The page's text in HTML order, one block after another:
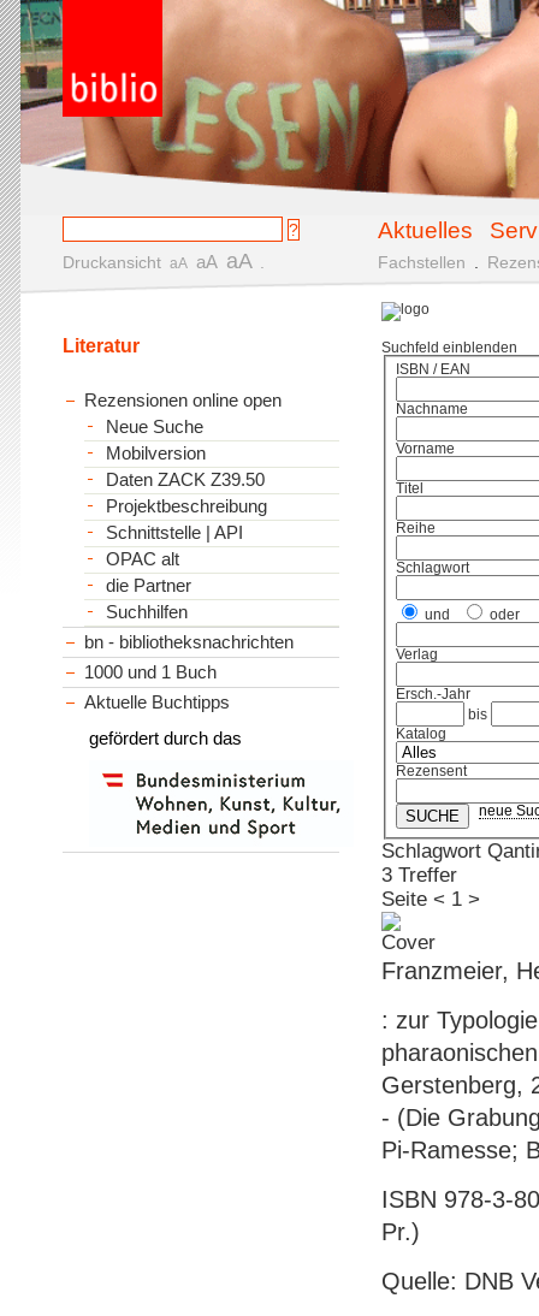
Aktuelles
Druckansicht aA aA aA Fachstellen
Suchfeld einblenden
ISBN / EAN
Nachname
Vorname
Titel
Reihe
Schlagwort
und oder
Verlag
Ersch.-Jahr
bis
Katalog
Rezensent
neue
Schlagwort
3 Treffer
Seite < 1 >
Franzmeier,
: zur
Gerstenberg,
- (Die
Pi-Ramesse;
ISBN 978-3-
Pr.)
Quelle: DNB
Literatur
Rezensionen online open
Neue Suche
Mobilversion
Daten ZACK Z39.50
Projektbeschreibung
Schnittstelle | API
OPAC alt
die Partner
Suchhilfen
bn - bibliotheksnachrichten
1000 und 1 Buch
Aktuelle Buchtipps
gefördert durch das